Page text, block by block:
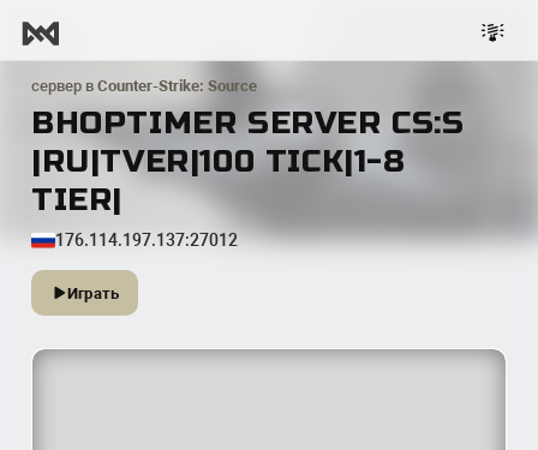
сервер в Counter-Strike: Source
BHOPTIMER SERVER CS:S
|RU|TVER|100 TICK|1-8
TIER|
176.114.197.137:27012
Играть